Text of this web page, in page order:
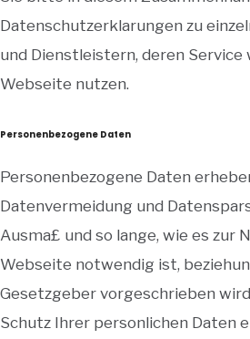
Datenschutzerklarungen zu
und Dienstleistern, deren Service
Webseite nutzen.
Personenbezogene Daten
Personenbezogene Daten
Datenvermeidung und
Ausma£ und so lange, wie es zur
Webseite notwendig ist,
Gesetzgeber vorgeschrieben
Schutz Ihrer personlichen Daten